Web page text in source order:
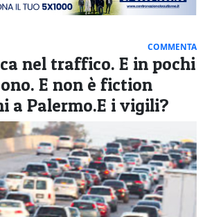
COMMENTA
nel traffico. E in pochi
E non è fiction
a Palermo.E i vigili?